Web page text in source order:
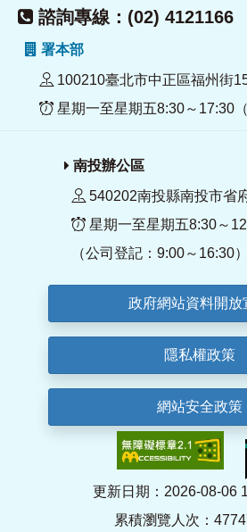
諮詢專線：(02) 4121166
署本部
100210臺北市中正區福州街
星期一至星期五8:30～17:30
南投辦公區
540202南投縣南投市省
星期一至星期五8:30～
（公司登記：9:00～16:30
政府網站資料開放
隱私權政策
網站安全政策
更新日期：2026-08-06
累積瀏覽人次：